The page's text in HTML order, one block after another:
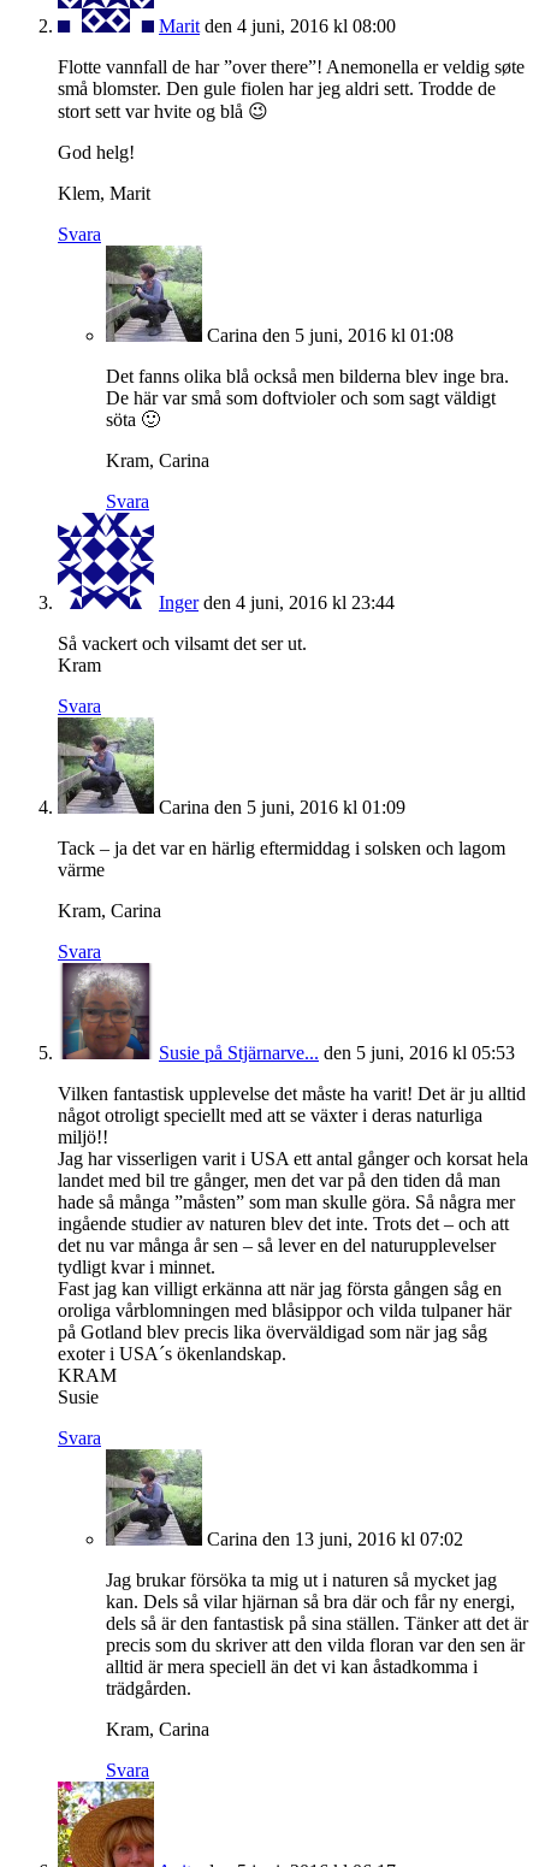
Marit den 4 juni, 2016 kl 08:00
Flotte vannfall de har ”over there”! Anemonella er veldig søte
små blomster. Den gule fiolen har jeg aldri sett. Trodde de
stort sett var hvite og blå 😉
God helg!
Klem, Marit
Svara
Carina den 5 juni, 2016 kl 01:08
Det fanns olika blå också men bilderna blev inge bra.
De här var små som doftvioler och som sagt väldigt
söta 🙂
Kram, Carina
Svara
Inger den 4 juni, 2016 kl 23:44
Så vackert och vilsamt det ser ut.
Kram
Svara
Carina den 5 juni, 2016 kl 01:09
Tack – ja det var en härlig eftermiddag i solsken och lagom
värme
Kram, Carina
Svara
Susie på Stjärnarve... den 5 juni, 2016 kl 05:53
Vilken fantastisk upplevelse det måste ha varit! Det är ju alltid
något otroligt speciellt med att se växter i deras naturliga
miljö!!
Jag har visserligen varit i USA ett antal gånger och korsat hela
landet med bil tre gånger, men det var på den tiden då man
hade så många ”måsten” som man skulle göra. Så några mer
ingående studier av naturen blev det inte. Trots det – och att
det nu var många år sen – så lever en del naturupplevelser
tydligt kvar i minnet.
Fast jag kan villigt erkänna att när jag första gången såg en
oroliga vårblomningen med blåsippor och vilda tulpaner här
på Gotland blev precis lika överväldigad som när jag såg
exoter i USA´s ökenlandskap.
KRAM
Susie
Svara
Carina den 13 juni, 2016 kl 07:02
Jag brukar försöka ta mig ut i naturen så mycket jag
kan. Dels så vilar hjärnan så bra där och får ny energi,
dels så är den fantastisk på sina ställen. Tänker att det är
precis som du skriver att den vilda floran var den sen är
alltid är mera speciell än det vi kan åstadkomma i
trädgården.
Kram, Carina
Svara